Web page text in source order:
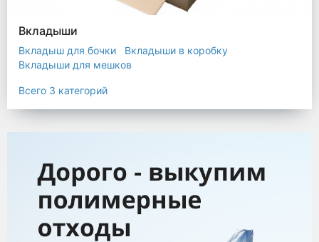
Вкладыши
Вкладыш для бочки
Вкладыши в коробку
Вкладыши для мешков
Всего 3 категорий